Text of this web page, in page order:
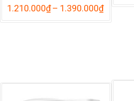
1.210.000₫– 1.390.000₫Khoảng
từ